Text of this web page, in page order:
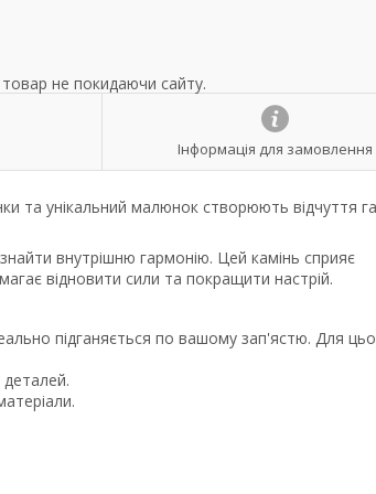
не покидаючи сайту.
Інформація для замовлення
та унікальний малюнок створюють відчуття
внутрішню гармонію. Цей камінь сприяє
відновити сили та покращити настрій.
підганяється по вашому зап'ястю. Для